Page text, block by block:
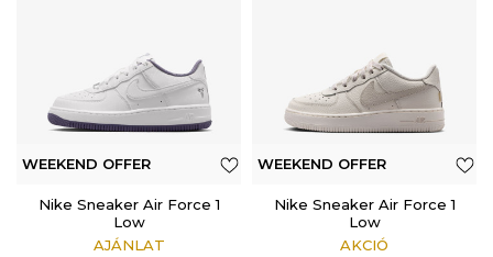
WEEKEND OFFER
ADDITIONAL 15%
Nike Sneaker Air Force 1
Low
AJÁNLAT
WEEKEND OFFER
Nike Sneaker Air Force 1
Low
AKCIÓ